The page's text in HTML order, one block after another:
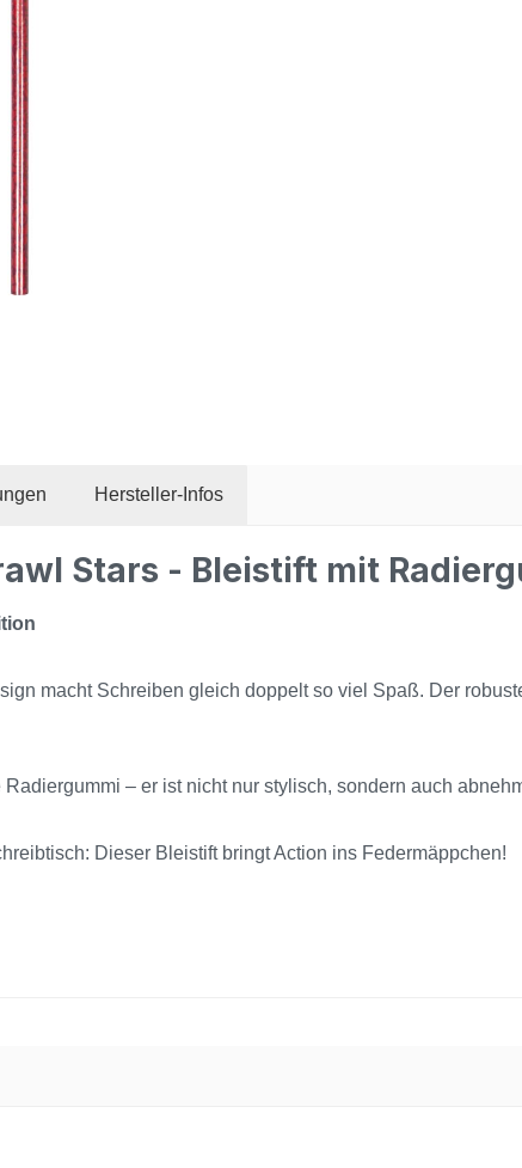
Hersteller-Infos
Stars - Bleistift mit
macht Schreiben gleich doppelt so viel Spaß. Der
– er ist nicht nur stylisch, sondern auch
Dieser Bleistift bringt Action ins Federmäppchen!